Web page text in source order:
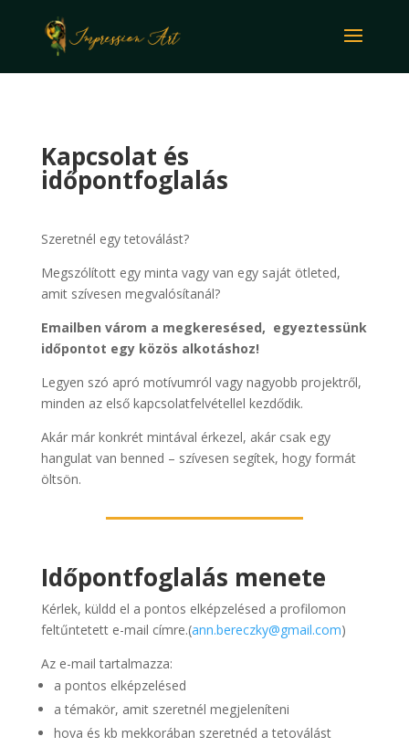
Kapcsolat és
időpontfoglalás
Szeretnél egy tetoválást?
Megszólított egy minta vagy van egy saját ötleted,
amit szívesen megvalósítanál?
Emailben várom a megkeresésed, egyeztessünk
időpontot egy közös alkotáshoz!
Legyen szó apró motívumról vagy nagyobb projektről,
minden az első kapcsolatfelvétellel kezdődik.
Akár már konkrét mintával érkezel, akár csak egy
hangulat van benned – szívesen segítek, hogy formát
öltsön.
Időpontfoglalás menete
Kérlek, küldd el a pontos elképzelésed a profilomon
feltűntetett e-mail címre.(ann.bereczky@gmail.com)
Az e-mail tartalmazza:
a pontos elképzelésed
a témakör, amit szeretnél megjeleníteni
hova és kb mekkorában szeretnéd a tetoválást